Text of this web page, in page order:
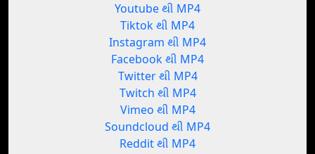
Youtube થી MP4
Tiktok થી MP4
Instagram થી MP4
Facebook થી MP4
Twitter થી MP4
Twitch થી MP4
Vimeo થી MP4
Soundcloud થી MP4
Reddit થી MP4